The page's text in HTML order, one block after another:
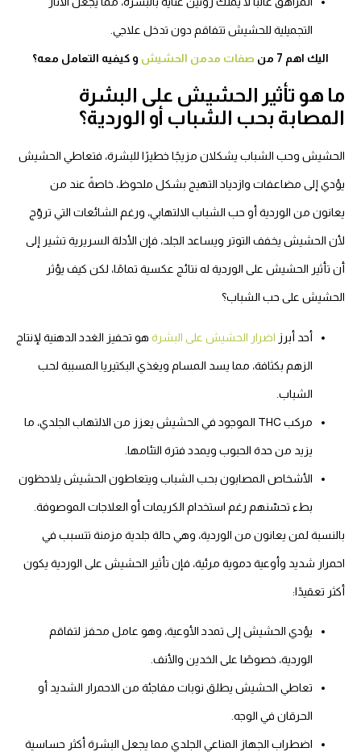
التجميلية للحشيش تتفاقم دون تدخل علاجي.
اليك اهم 7 من صفات مدمن الحشيشو كيفيه التعامل معه؟
هو تأثير الحشيش على البشرة
بحب الشباب أو الوردية؟
وحب الشباب يشكلان مزيجًا خطيرًا للبشرة، فتعاطي الحشيش
إلى مضاعفات وازدياد التهيج بشكل ملحوظ، خاصةً عند من
من الوردية أو حب الشباب الالتهابي، ورغم الشائعات التي تروّج
الحشيش يخفف التوتر ويساعد الجلد، فإن الأدلة السريرية تشير إلى
تأثير الحشيش على الوردية له نتائج عكسية تمامًا، لكن كيف يؤثر
على حب الشباب؟
أحد أبرز اضرار الحشيش على البشرةهو تحفيز الغدد الدهنية لإنتاج
الزهم بكثافة، مما يسد المسام ويغذي البكتيريا المسببة لحب
الشباب.
مركب THC الموجود في الحشيش يعزز من الالتهاب الجلدي، ما
يزيد من حدة الحبوب ويمدد فترة التئامها.
الأشخاص المصابون بحب الشباب ويتعاطون الحشيش يلاحظون
بطء تحسّنهم رغم استخدام الكريمات أو العلاجات الموصوفة.
لمن يعانون من الوردية، وهي حالة جلدية مزمنة تتسبب في
شديد وأوعية دموية مرئية، فإن تأثير الحشيش على الوردية يكون
تعقيدًا:
يؤدي الحشيش إلى تمدد الأوعية، وهو عامل محفز لتفاقم
الوردية، خصوصًا على الخدين والأنف.
تعاطي الحشيش يطلق نوبات مفاجئة من الاحمرار الشديد أو
الحرقان في الوجه.
اضطراب الجهاز المناعي الجلدي مما يجعل البشرة أكثر حساسية